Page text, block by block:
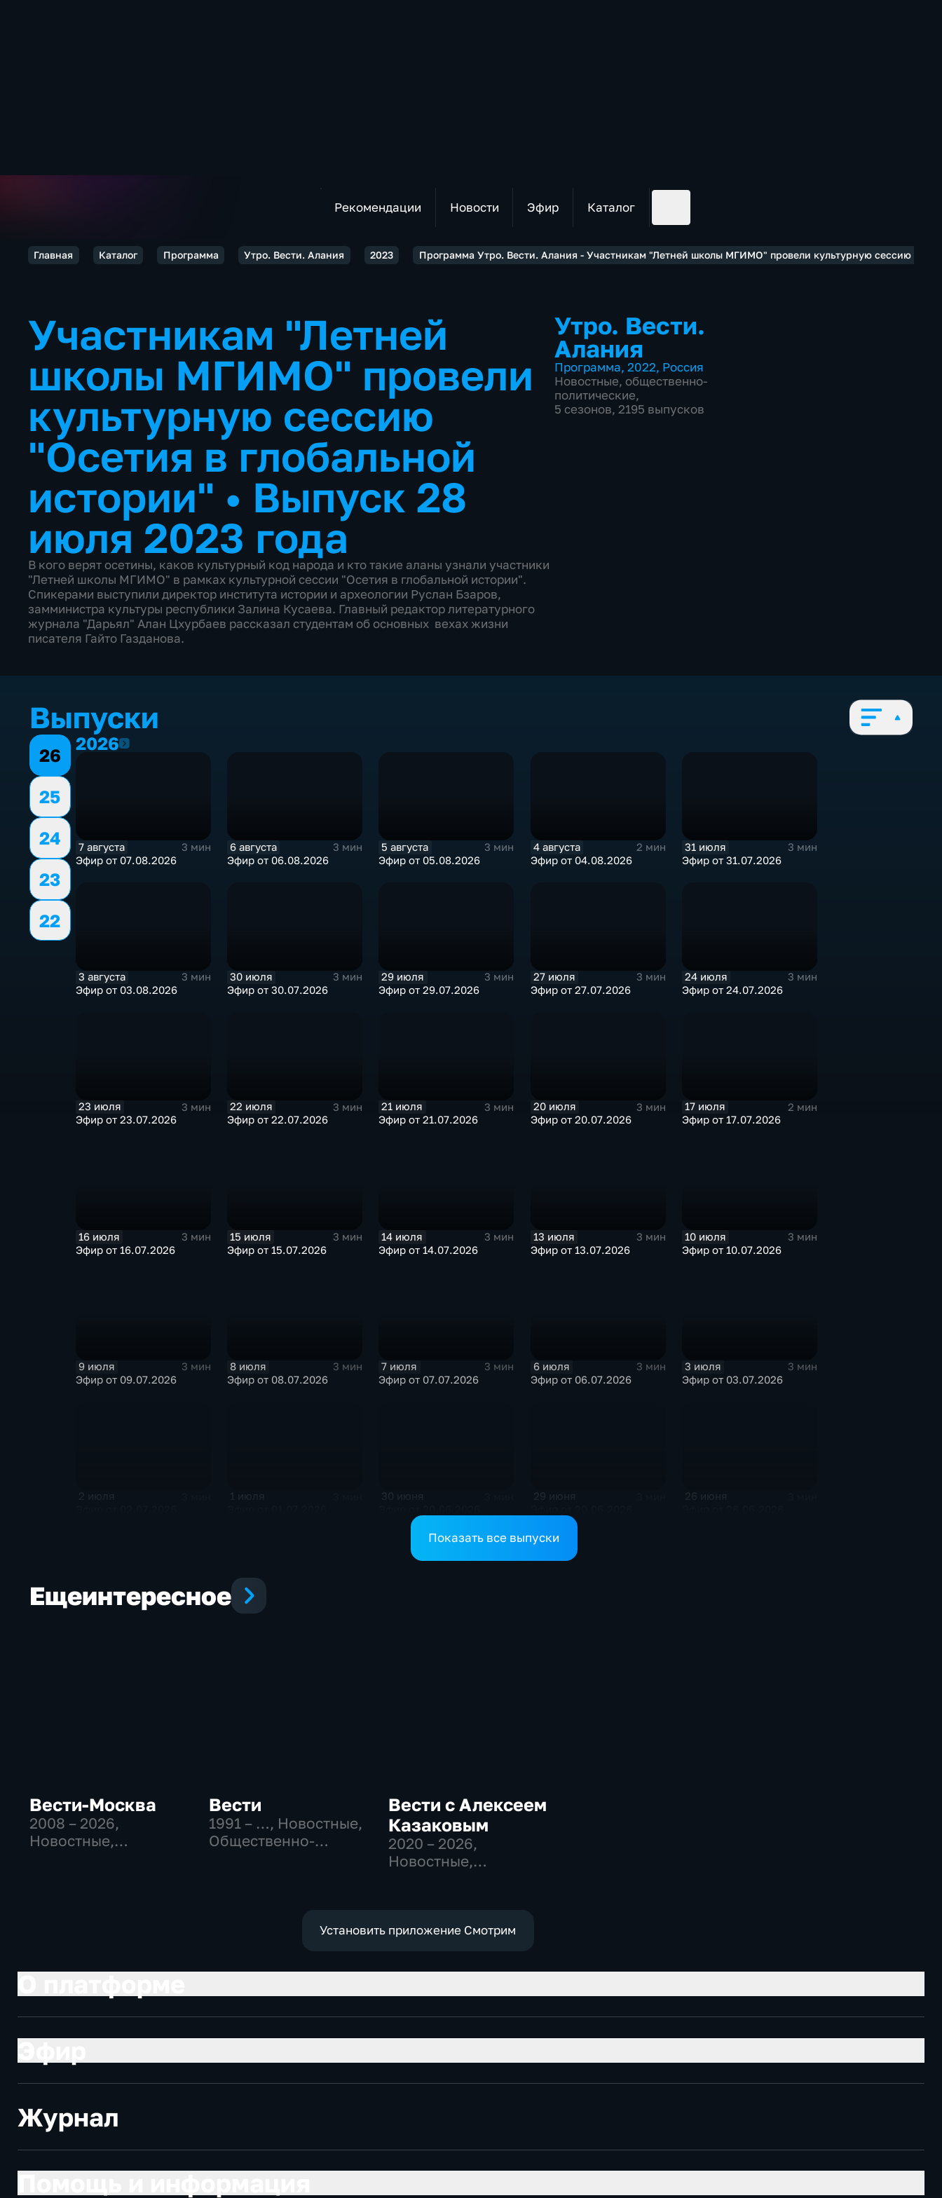
Рекомендации Новости Эфир Каталог
Главная Каталог Программа Утро. Вести. Алания 2023 Программа Утро. Вести. Алания - Участникам "Летней школы МГИМО" провели культурную сессию
Участникам "Летней
школы МГИМО" провели
культурную сессию
"Осетия в глобальной
истории" • Выпуск 28
июля 2023 года
В кого верят осетины, каков культурный код народа и кто такие аланы узнали участники
"Летней школы МГИМО" в рамках культурной сессии "Осетия в глобальной истории".
Спикерами выступили директор института истории и археологии Руслан Бзаров,
замминистра культуры республики Залина Кусаева. Главный редактор литературного
журнала "Дарьял" Алан Цхурбаев рассказал студентам об основных вехах жизни
писателя Гайто Газданова.
Утро. Вести.
Алания
Программа, 2022, Россия
Новостные, общественно-
политические,
5 сезонов, 2195 выпусков
Выпуски
26
25
24
23
22
20262026
7 августа
3 мин
Эфир от 07.08.2026
6 августа
3 мин
Эфир от 06.08.2026
5 августа
3 мин
Эфир от 05.08.2026
4 августа
2 мин
Эфир от 04.08.2026
31 июля
3 мин
Эфир от 31.07.2026
3 августа
3 мин
Эфир от 03.08.2026
30 июля
3 мин
Эфир от 30.07.2026
29 июля
3 мин
Эфир от 29.07.2026
27 июля
3 мин
Эфир от 27.07.2026
24 июля
3 мин
Эфир от 24.07.2026
23 июля
3 мин
Эфир от 23.07.2026
22 июля
3 мин
Эфир от 22.07.2026
21 июля
3 мин
Эфир от 21.07.2026
20 июля
3 мин
Эфир от 20.07.2026
17 июля
2 мин
Эфир от 17.07.2026
16 июля
3 мин
Эфир от 16.07.2026
15 июля
3 мин
Эфир от 15.07.2026
14 июля
3 мин
Эфир от 14.07.2026
13 июля
3 мин
Эфир от 13.07.2026
10 июля
3 мин
Эфир от 10.07.2026
9 июля
3 мин
Эфир от 09.07.2026
8 июля
3 мин
Эфир от 08.07.2026
7 июля
3 мин
Эфир от 07.07.2026
6 июля
3 мин
Эфир от 06.07.2026
3 июля
3 мин
Эфир от 03.07.2026
2 июля 1 июля 30 июня 29 июня 26 июня
Показать все выпуски
Ещеинтересное
Вести-Москва
2008 – 2026,
Новостные,
Вести
1991 – …, Новостные,
Общественно-
Вести с Алексеем
Казаковым
2020 – 2026,
Новостные,
Установить приложение Смотрим
Журнал